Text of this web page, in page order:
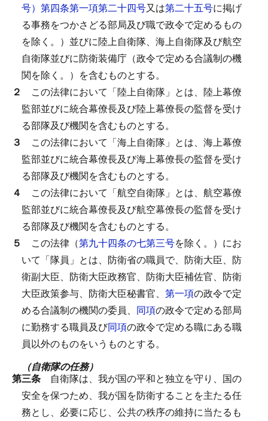
号）第四条第一項第二十四号又は第二十五号に掲げ
る事務をつかさどる部局及び職で政令で定めるもの
を除く。）並びに陸上自衛隊、海上自衛隊及び航空
自衛隊並びに防衛装備庁（政令で定める合議制の機
関を除く。）を含むものとする。
２ この法律において「陸上自衛隊」とは、陸上幕僚
監部並びに統合幕僚長及び陸上幕僚長の監督を受け
る部隊及び機関を含むものとする。
３ この法律において「海上自衛隊」とは、海上幕僚
監部並びに統合幕僚長及び海上幕僚長の監督を受け
る部隊及び機関を含むものとする。
４ この法律において「航空自衛隊」とは、航空幕僚
監部並びに統合幕僚長及び航空幕僚長の監督を受け
る部隊及び機関を含むものとする。
５ この法律（第九十四条の七第三号を除く。）にお
いて「隊員」とは、防衛省の職員で、防衛大臣、防
衛副大臣、防衛大臣政務官、防衛大臣補佐官、防衛
大臣政策参与、防衛大臣秘書官、 第一項の政令で定
める合議制の機関の委員、 同項の政令で定める部局
に勤務する職員及び同項の政令で定める職にある職
員以外のものをいうものとする。
（自衛隊の任務）
第三条 自衛隊は、我が国の平和と独立を守り、国の
安全を保つため、我が国を防衛することを主たる任
務とし、必要に応じ、公共の秩序の維持に当たるも